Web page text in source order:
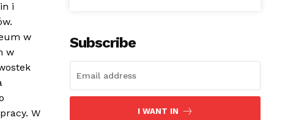
i
w
w
W
Subscribe
I WANT IN